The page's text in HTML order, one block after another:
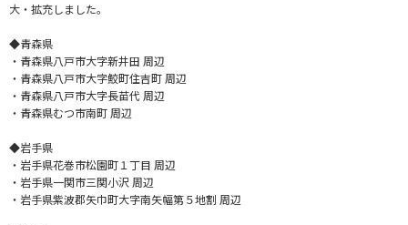
大・拡充しました。
◆青森県
・青森県八戸市大字新井田 周辺
・青森県八戸市大字鮫町住吉町 周辺
・青森県八戸市大字長苗代 周辺
・青森県むつ市南町 周辺
◆岩手県
・岩手県花巻市松園町１丁目 周辺
・岩手県一関市三関小沢 周辺
・岩手県紫波郡矢巾町大字南矢幅第５地割 周辺